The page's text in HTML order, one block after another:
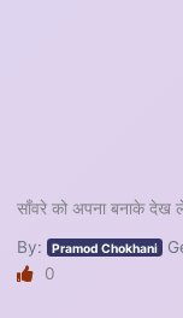
साँवरे को अपना बनाके देख
By: Pramod Chokhani
0